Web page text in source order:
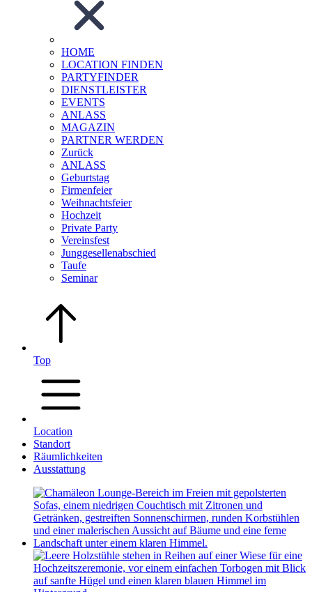
HOME
LOCATION FINDEN
PARTYFINDER
DIENSTLEISTER
EVENTS
ANLASS
MAGAZIN
PARTNER WERDEN
Zurück
ANLASS
Geburtstag
Firmenfeier
Weihnachtsfeier
Hochzeit
Private Party
Vereinsfest
Junggesellenabschied
Taufe
Seminar
Top
Location
Standort
Räumlichkeiten
Ausstattung